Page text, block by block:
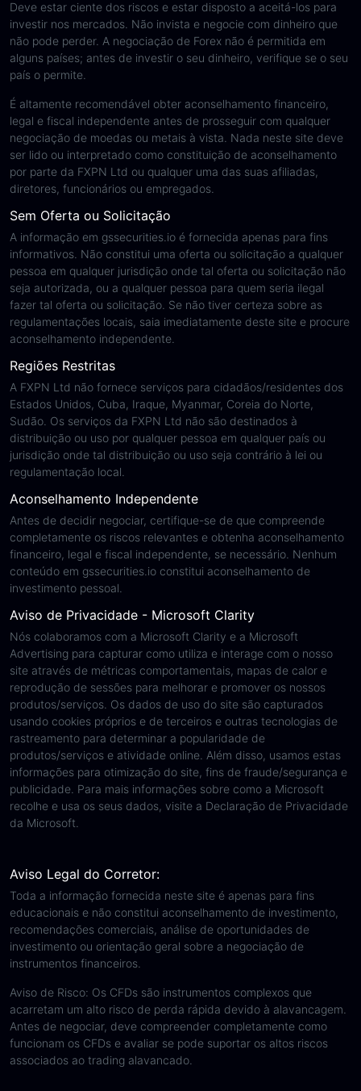
Deve estar ciente dos riscos e estar disposto a aceitá-los para
investir nos mercados. Não invista e negocie com dinheiro que
não pode perder. A negociação de Forex não é permitida em
alguns países; antes de investir o seu dinheiro, verifique se o seu
país o permite.
É altamente recomendável obter aconselhamento financeiro,
legal e fiscal independente antes de prosseguir com qualquer
negociação de moedas ou metais à vista. Nada neste site deve
ser lido ou interpretado como constituição de aconselhamento
por parte da FXPN Ltd ou qualquer uma das suas afiliadas,
diretores, funcionários ou empregados.
Sem Oferta ou Solicitação
A informação em gssecurities.io é fornecida apenas para fins
informativos. Não constitui uma oferta ou solicitação a qualquer
pessoa em qualquer jurisdição onde tal oferta ou solicitação não
seja autorizada, ou a qualquer pessoa para quem seria ilegal
fazer tal oferta ou solicitação. Se não tiver certeza sobre as
regulamentações locais, saia imediatamente deste site e procure
aconselhamento independente.
Regiões Restritas
A FXPN Ltd não fornece serviços para cidadãos/residentes dos
Estados Unidos, Cuba, Iraque, Myanmar, Coreia do Norte,
Sudão. Os serviços da FXPN Ltd não são destinados à
distribuição ou uso por qualquer pessoa em qualquer país ou
jurisdição onde tal distribuição ou uso seja contrário à lei ou
regulamentação local.
Aconselhamento Independente
Antes de decidir negociar, certifique-se de que compreende
completamente os riscos relevantes e obtenha aconselhamento
financeiro, legal e fiscal independente, se necessário. Nenhum
conteúdo em gssecurities.io constitui aconselhamento de
investimento pessoal.
Aviso de Privacidade - Microsoft Clarity
Nós colaboramos com a Microsoft Clarity e a Microsoft
Advertising para capturar como utiliza e interage com o nosso
site através de métricas comportamentais, mapas de calor e
reprodução de sessões para melhorar e promover os nossos
produtos/serviços. Os dados de uso do site são capturados
usando cookies próprios e de terceiros e outras tecnologias de
rastreamento para determinar a popularidade de
produtos/serviços e atividade online. Além disso, usamos estas
informações para otimização do site, fins de fraude/segurança e
publicidade. Para mais informações sobre como a Microsoft
recolhe e usa os seus dados, visite a Declaração de Privacidade
da Microsoft.
Aviso Legal do Corretor:
Toda a informação fornecida neste site é apenas para fins
educacionais e não constitui aconselhamento de investimento,
recomendações comerciais, análise de oportunidades de
investimento ou orientação geral sobre a negociação de
instrumentos financeiros.
Aviso de Risco: Os CFDs são instrumentos complexos que
acarretam um alto risco de perda rápida devido à alavancagem.
Antes de negociar, deve compreender completamente como
funcionam os CFDs e avaliar se pode suportar os altos riscos
associados ao trading alavancado.